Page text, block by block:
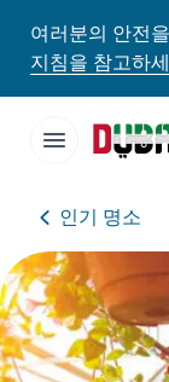
여러분의 안전
지침을 참고하
인기 명소